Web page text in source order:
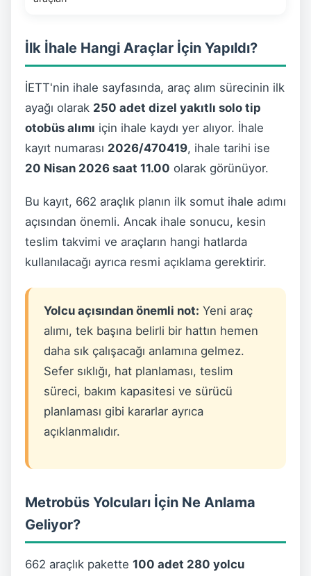
İlk İhale Hangi Araçlar İçin Yapıldı?
İETT'nin ihale sayfasında, araç alım sürecinin ilk
ayağı olarak 250 adet dizel yakıtlı solo tip
otobüs alımı için ihale kaydı yer alıyor. İhale
kayıt numarası 2026/470419, ihale tarihi ise
20 Nisan 2026 saat 11.00 olarak görünüyor.
Bu kayıt, 662 araçlık planın ilk somut ihale adımı
açısından önemli. Ancak ihale sonucu, kesin
teslim takvimi ve araçların hangi hatlarda
kullanılacağı ayrıca resmi açıklama gerektirir.
Yolcu açısından önemli not: Yeni araç
alımı, tek başına belirli bir hattın hemen
daha sık çalışacağı anlamına gelmez.
Sefer sıklığı, hat planlaması, teslim
süreci, bakım kapasitesi ve sürücü
planlaması gibi kararlar ayrıca
açıklanmalıdır.
Metrobüs Yolcuları İçin Ne Anlama
Geliyor?
662 araçlık pakette 100 adet 280 yolcu